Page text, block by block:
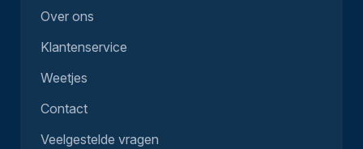
Over ons
Klantenservice
Weetjes
Contact
Veelgestelde vragen